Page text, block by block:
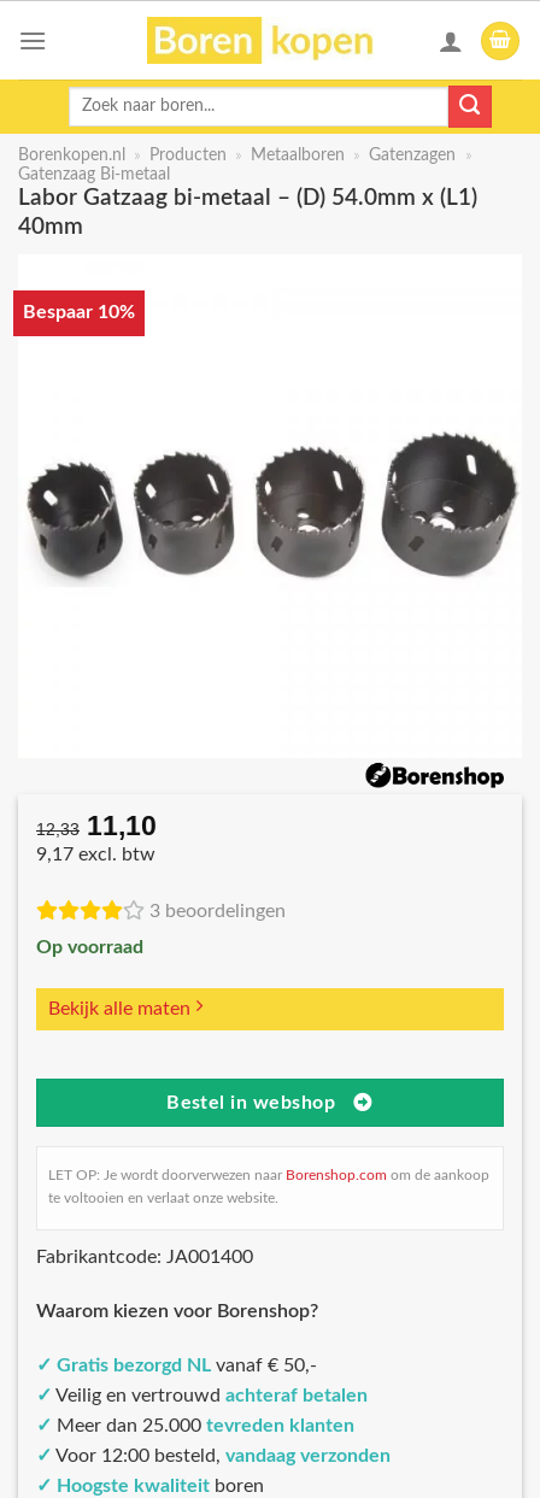
Zoeken
Borenkopen.nl » Producten » Metaalboren » Gatenzagen
»
Gatenzaag Bi-metaal
Labor Gatzaag bi-metaal – (D) 54.0mm x (L1)
40mm
Bespaar 10%
12,33 Oorspronkelijke
prijs
€12,33.
11,10
€11,10.
9,17 excl. btw
3 beoordelingen
Op voorraad
Bekijk alle maten
Bestel in webshop
LET OP: Je wordt doorverwezen naar Borenshop.com om de aankoop
te voltooien en verlaat onze website.
Fabrikantcode: JA001400
Waarom kiezen voor Borenshop?
✓ Gratis bezorgd NL vanaf € 50,-
✓ Veilig en vertrouwd achteraf betalen
✓ Meer dan 25.000 tevreden klanten
✓ Voor 12:00 besteld, vandaag verzonden
✓ Hoogste kwaliteit boren